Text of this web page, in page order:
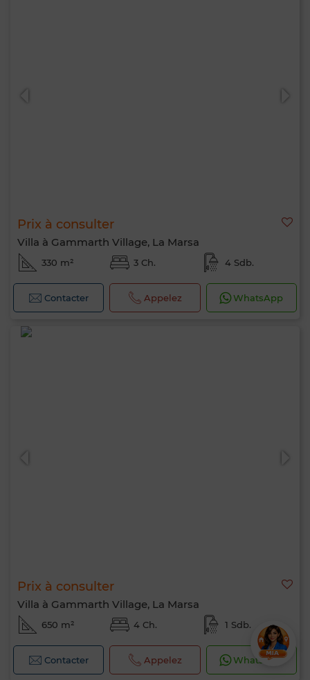
Prix à consulter
Villa à Gammarth Village, La Marsa
330 m² 3 Ch. 4 Sdb.
Contacter Appelez WhatsApp
Prix à consulter
Villa à Gammarth Village, La Marsa
650 m² 4 Ch. 1 Sdb.
Contacter Appelez WhatsApp